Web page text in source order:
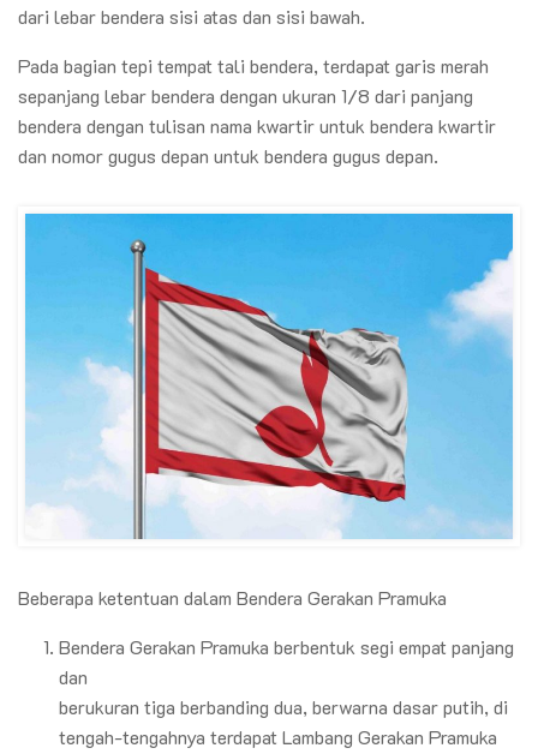
dari lebar bendera sisi atas dan sisi bawah.
Pada bagian tepi tempat tali bendera, terdapat garis merah
sepanjang lebar bendera dengan ukuran 1/8 dari panjang
bendera dengan tulisan nama kwartir untuk bendera kwartir
dan nomor gugus depan untuk bendera gugus depan.
Beberapa ketentuan dalam Bendera Gerakan Pramuka
Bendera Gerakan Pramuka berbentuk segi empat panjang
dan
berukuran tiga berbanding dua, berwarna dasar putih, di
tengah-tengahnya terdapat Lambang Gerakan Pramuka